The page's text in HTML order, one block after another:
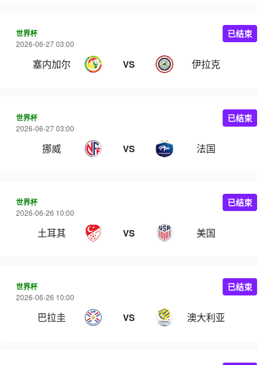
世界杯
2026-06-27 03:00
塞内加尔 VS 伊拉克
已结束
世界杯
2026-06-27 03:00
挪威 VS 法国
已结束
世界杯
2026-06-26 10:00
土耳其 VS 美国
已结束
世界杯
2026-06-26 10:00
巴拉圭 VS 澳大利亚
已结束